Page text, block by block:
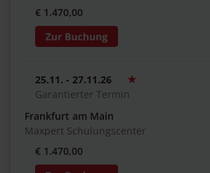
€ 1.470,00
25.11. - 27.11.26
Garantierter Termin
Frankfurt am Main
Maxpert Schulungscenter
€ 1.470,00